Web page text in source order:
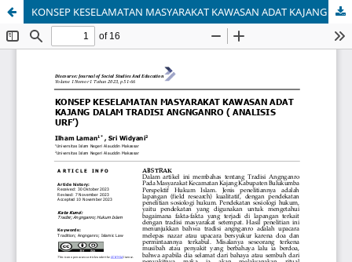
KONSEP KESELAMATAN MASYARAKAT KAWASAN ADAT KAJANG DALAM TRADISI ANGNGANRO ( ANALISIS URF’)